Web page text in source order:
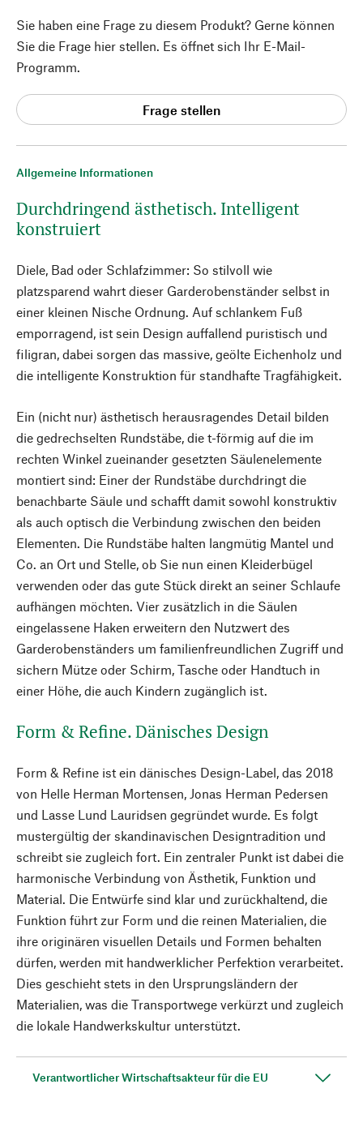
Allgemeine Informationen
Durchdringend ästhetisch. Intelligent
konstruiert
Diele, Bad oder Schlafzimmer: So stilvoll wie
platzsparend wahrt dieser Garderobenständer selbst in
einer kleinen Nische Ordnung. Auf schlankem Fuß
emporragend, ist sein Design auffallend puristisch und
filigran, dabei sorgen das massive, geölte Eichenholz und
die intelligente Konstruktion für standhafte Tragfähigkeit.
Ein (nicht nur) ästhetisch herausragendes Detail bilden
die gedrechselten Rundstäbe, die t-förmig auf die im
rechten Winkel zueinander gesetzten Säulenelemente
montiert sind: Einer der Rundstäbe durchdringt die
benachbarte Säule und schafft damit sowohl konstruktiv
als auch optisch die Verbindung zwischen den beiden
Elementen. Die Rundstäbe halten langmütig Mantel und
Co. an Ort und Stelle, ob Sie nun einen Kleiderbügel
verwenden oder das gute Stück direkt an seiner Schlaufe
aufhängen möchten. Vier zusätzlich in die Säulen
eingelassene Haken erweitern den Nutzwert des
Garderobenständers um familienfreundlichen Zugriff und
sichern Mütze oder Schirm, Tasche oder Handtuch in
einer Höhe, die auch Kindern zugänglich ist.
Form & Refine. Dänisches Design
Form & Refine ist ein dänisches Design-Label, das 2018
von Helle Herman Mortensen, Jonas Herman Pedersen
und Lasse Lund Lauridsen gegründet wurde. Es folgt
mustergültig der skandinavischen Designtradition und
schreibt sie zugleich fort. Ein zentraler Punkt ist dabei die
harmonische Verbindung von Ästhetik, Funktion und
Material. Die Entwürfe sind klar und zurückhaltend, die
Funktion führt zur Form und die reinen Materialien, die
ihre originären visuellen Details und Formen behalten
dürfen, werden mit handwerklicher Perfektion verarbeitet.
Dies geschieht stets in den Ursprungsländern der
Materialien, was die Transportwege verkürzt und zugleich
die lokale Handwerkskultur unterstützt.
Verantwortlicher Wirtschaftsakteur für die EU
Sie haben eine Frage zu diesem Produkt? Gerne können
Sie die Frage hier stellen. Es öffnet sich Ihr E-Mail-
Programm.
Frage stellen